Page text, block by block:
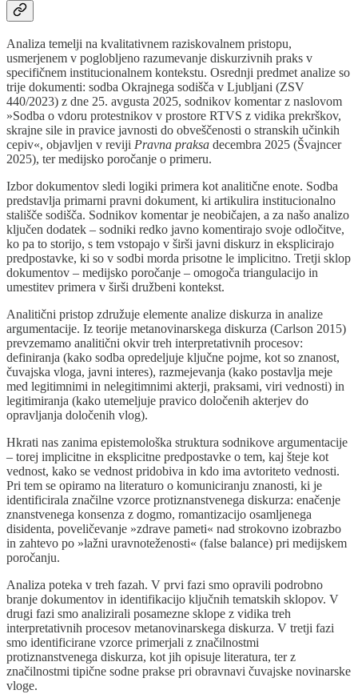
Analiza temelji na kvalitativnem raziskovalnem pristopu,
usmerjenem v poglobljeno razumevanje diskurzivnih praks v
specifičnem institucionalnem kontekstu. Osrednji predmet analize so
trije dokumenti: sodba Okrajnega sodišča v Ljubljani (ZSV
440/2023) z dne 25. avgusta 2025, sodnikov komentar z naslovom
»Sodba o vdoru protestnikov v prostore RTVS z vidika prekrškov,
skrajne sile in pravice javnosti do obveščenosti o stranskih učinkih
cepiv«, objavljen v reviji Pravna praksa decembra 2025 (Švajncer
2025), ter medijsko poročanje o primeru.
Izbor dokumentov sledi logiki primera kot analitične enote. Sodba
predstavlja primarni pravni dokument, ki artikulira institucionalno
stališče sodišča. Sodnikov komentar je neobičajen, a za našo analizo
ključen dodatek – sodniki redko javno komentirajo svoje odločitve,
ko pa to storijo, s tem vstopajo v širši javni diskurz in eksplicirajo
predpostavke, ki so v sodbi morda prisotne le implicitno. Tretji sklop
dokumentov – medijsko poročanje – omogoča triangulacijo in
umestitev primera v širši družbeni kontekst.
Analitični pristop združuje elemente analize diskurza in analize
argumentacije. Iz teorije metanovinarskega diskurza (Carlson 2015)
prevzemamo analitični okvir treh interpretativnih procesov:
definiranja (kako sodba opredeljuje ključne pojme, kot so znanost,
čuvajska vloga, javni interes), razmejevanja (kako postavlja meje
med legitimnimi in nelegitimnimi akterji, praksami, viri vednosti) in
legitimiranja (kako utemeljuje pravico določenih akterjev do
opravljanja določenih vlog).
Hkrati nas zanima epistemološka struktura sodnikove argumentacije
– torej implicitne in eksplicitne predpostavke o tem, kaj šteje kot
vednost, kako se vednost pridobiva in kdo ima avtoriteto vednosti.
Pri tem se opiramo na literaturo o komuniciranju znanosti, ki je
identificirala značilne vzorce protiznanstvenega diskurza: enačenje
znanstvenega konsenza z dogmo, romantizacijo osamljenega
disidenta, poveličevanje »zdrave pameti« nad strokovno izobrazbo
in zahtevo po »lažni uravnoteženosti« (false balance) pri medijskem
poročanju.
Analiza poteka v treh fazah. V prvi fazi smo opravili podrobno
branje dokumentov in identifikacijo ključnih tematskih sklopov. V
drugi fazi smo analizirali posamezne sklope z vidika treh
interpretativnih procesov metanovinarskega diskurza. V tretji fazi
smo identificirane vzorce primerjali z značilnostmi
protiznanstvenega diskurza, kot jih opisuje literatura, ter z
značilnostmi tipične sodne prakse pri obravnavi čuvajske novinarske
vloge.